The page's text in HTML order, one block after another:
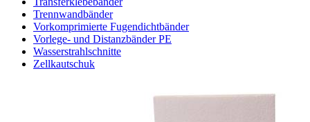
Trennwandbänder
Vorkomprimierte Fugendichtbänder
Vorlege- und Distanzbänder PE
Wasserstrahlschnitte
Zellkautschuk